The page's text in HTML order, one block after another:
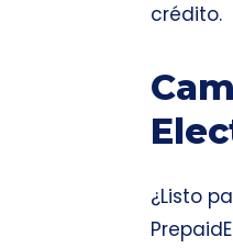
crédito.
¿Listo